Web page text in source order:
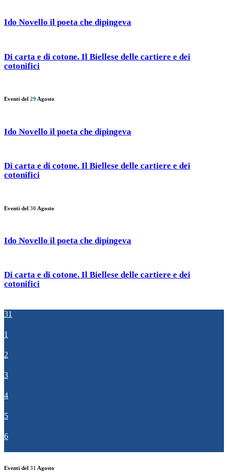
Ido Novello il poeta che dipingeva
Di carta e di cotone. Il Biellese delle cartiere e dei
cotonifici
Eventi del 29 Agosto
Ido Novello il poeta che dipingeva
Di carta e di cotone. Il Biellese delle cartiere e dei
cotonifici
Eventi del 30 Agosto
Ido Novello il poeta che dipingeva
Di carta e di cotone. Il Biellese delle cartiere e dei
cotonifici
31
1
2
3
4
5
6
Eventi del 31 Agosto